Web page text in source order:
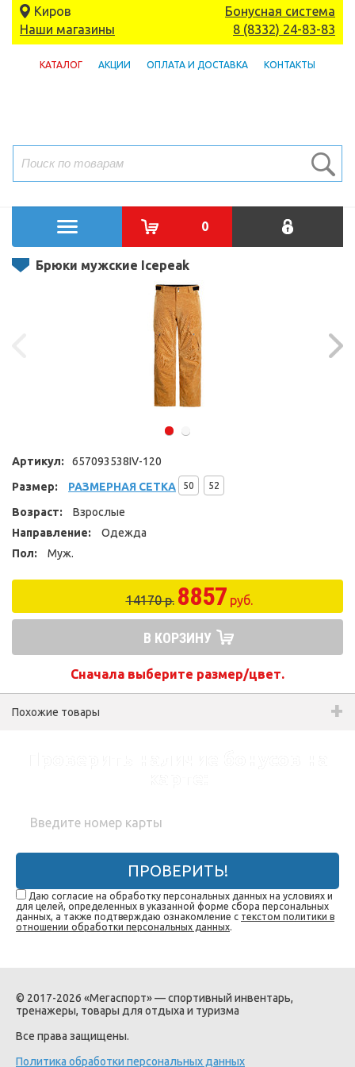
Киров
Наши магазины
Бонусная система
8 (8332) 24-83-83
КАТАЛОГ АКЦИИ ОПЛАТА И ДОСТАВКА КОНТАКТЫ
0
Брюки мужские Icepeak
Артикул:
657093538IV-120
Размер:
РАЗМЕРНАЯ СЕТКА 50 52
Возраст:
Взрослые
Направление:
Одежда
Пол:
Муж.
14170 р. 8857 руб.
В КОРЗИНУ
Сначала выберите размер/цвет.
Похожие товары
ПРОВЕРИТЬ!
Даю согласие на обработку персональных данных на условиях и
для целей, определенных в указанной форме сбора персональных
данных, а также подтверждаю ознакомление с текстом политики в
отношении обработки персональных данных.
© 2017-2026 «Мегаспорт» — спортивный инвентарь,
тренажеры, товары для отдыха и туризма
Все права защищены.
Политика обработки персональных данных